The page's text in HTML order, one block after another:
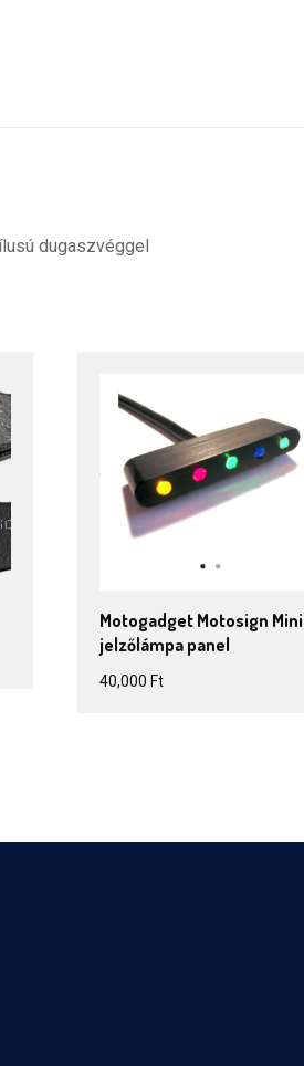
dugaszvéggel
Motogadget Motosign Mini
jelzőlámpa panel
40,000 Ft